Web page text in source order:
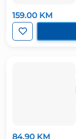
159.00 KM
84.90 KM